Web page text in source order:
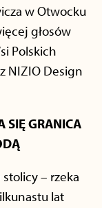
w Otwocku
głosów
Polskich
NIZIO Design
SIĘ GRANICA
stolicy – rzeka
lat